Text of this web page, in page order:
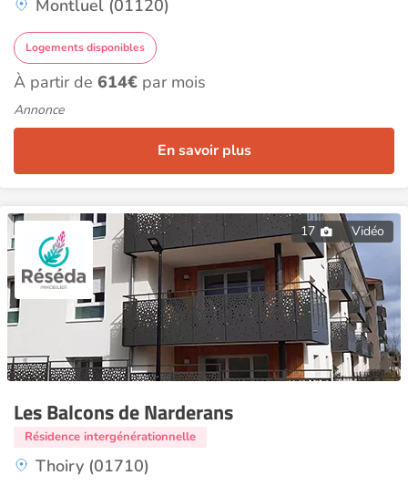
Montluel (01120)
Logements disponibles
À partir de 614€ par mois
Annonce
En savoir plus
17 Vidéo
Les Balcons de Narderans
Résidence intergénérationnelle
Thoiry (01710)